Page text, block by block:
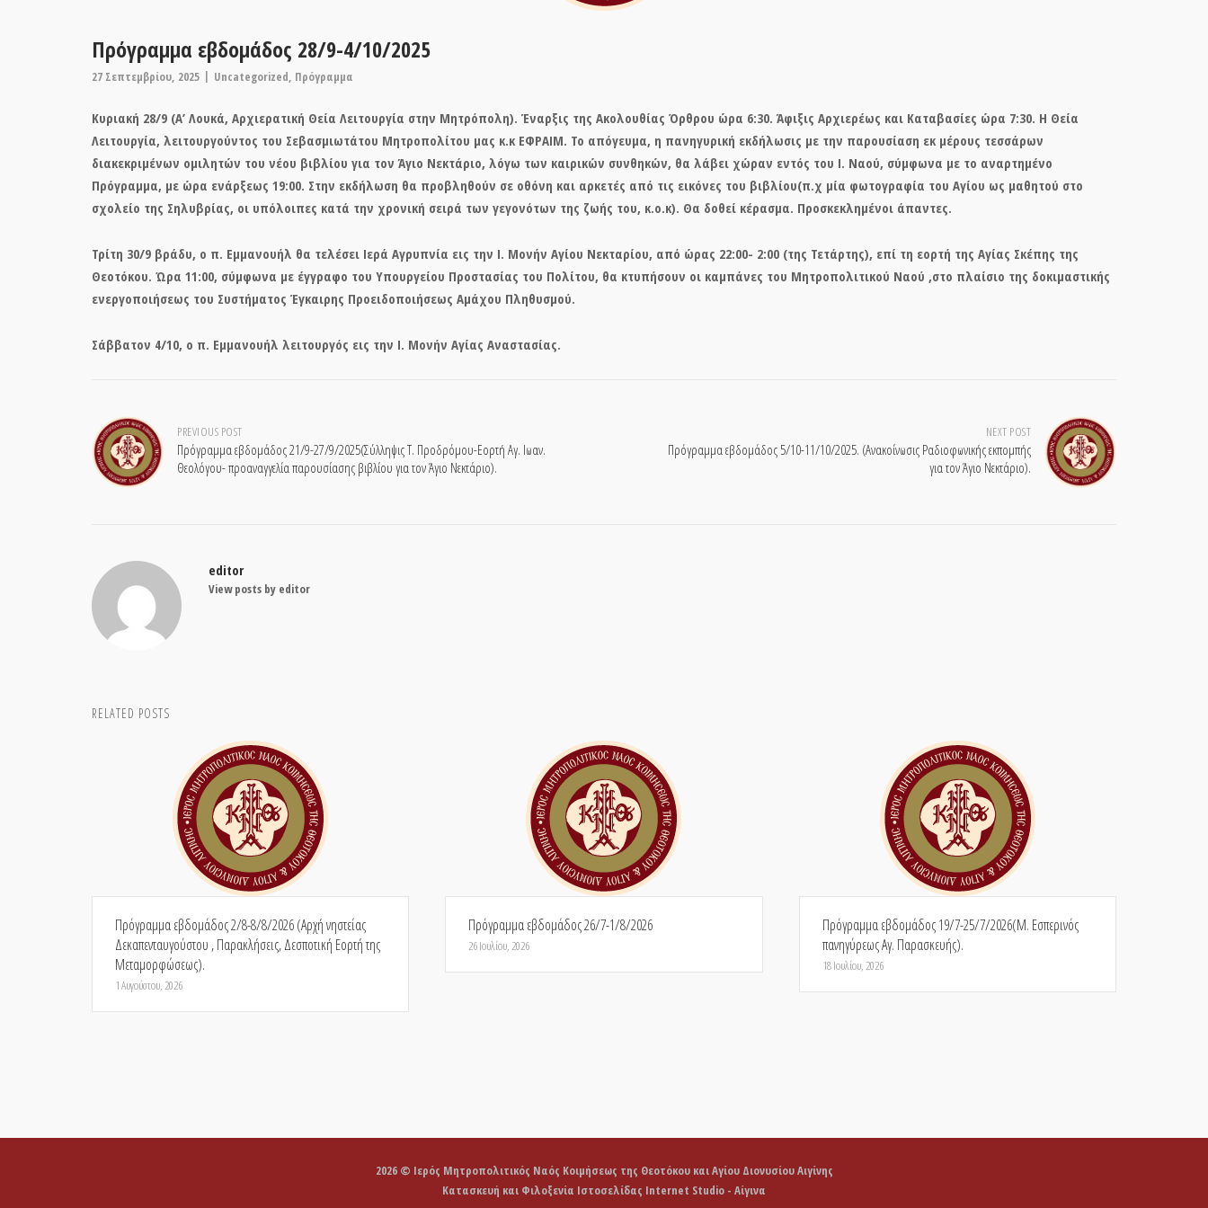
Πρόγραμμα εβδομάδος 28/9-4/10/2025
27 Σεπτεμβρίου, 2025 Uncategorized, Πρόγραμμα
Κυριακή 28/9 (Α’ Λουκά, Αρχιερατική Θεία Λειτουργία στην Μητρόπολη). Έναρξις της Ακολουθίας Όρθρου ώρα 6:30. Άφιξις Αρχιερέως και Καταβασίες ώρα 7:30. Η Θεία
Λειτουργία, λειτουργούντος του Σεβασμιωτάτου Μητροπολίτου μας κ.κ ΕΦΡΑΙΜ. Το απόγευμα, η πανηγυρική εκδήλωσις με την παρουσίαση εκ μέρους τεσσάρων
διακεκριμένων ομιλητών του νέου βιβλίου για τον Άγιο Νεκτάριο, λόγω των καιρικών συνθηκών, θα λάβει χώραν εντός του Ι. Ναού, σύμφωνα με το αναρτημένο
Πρόγραμμα, με ώρα ενάρξεως 19:00. Στην εκδήλωση θα προβληθούν σε οθόνη και αρκετές από τις εικόνες του βιβλίου(π.χ μία φωτογραφία του Αγίου ως μαθητού στο
σχολείο της Σηλυβρίας, οι υπόλοιπες κατά την χρονική σειρά των γεγονότων της ζωής του, κ.ο.κ). Θα δοθεί κέρασμα. Προσκεκλημένοι άπαντες.
Τρίτη 30/9 βράδυ, ο π. Εμμανουήλ θα τελέσει Ιερά Αγρυπνία εις την Ι. Μονήν Αγίου Νεκταρίου, από ώρας 22:00- 2:00 (της Τετάρτης), επί τη εορτή της Αγίας Σκέπης της
Θεοτόκου. Ώρα 11:00, σύμφωνα με έγγραφο του Υπουργείου Προστασίας του Πολίτου, θα κτυπήσουν οι καμπάνες του Μητροπολιτικού Ναού ,στο πλαίσιο της δοκιμαστικής
ενεργοποιήσεως του Συστήματος Έγκαιρης Προειδοποιήσεως Αμάχου Πληθυσμού.
Σάββατον 4/10, ο π. Εμμανουήλ λειτουργός εις την Ι. Μονήν Αγίας Αναστασίας.
Post
navigation
PREVIOUS POST
Πρόγραμμα εβδομάδος 21/9-27/9/2025(Σύλληψις Τ. Προδρόμου-Εορτή Αγ. Ιωαν.
Θεολόγου- προαναγγελία παρουσίασης βιβλίου για τον Άγιο Νεκτάριο).
NEXT POST
Πρόγραμμα εβδομάδος 5/10-11/10/2025. (Ανακοίνωσις Ραδιοφωνικής εκπομπής
για τον Άγιο Νεκτάριο).
editor
View posts by editor
RELATED POSTS
Πρόγραμμα εβδομάδος 2/8-8/8/2026 (Αρχή νηστείας
Δεκαπενταυγούστου , Παρακλήσεις, Δεσποτική Εορτή της
Μεταμορφώσεως).
1 Αυγούστου, 2026
Πρόγραμμα εβδομάδος 26/7-1/8/2026
26 Ιουλίου, 2026
Πρόγραμμα εβδομάδος 19/7-25/7/2026(Μ. Εσπερινός
πανηγύρεως Αγ. Παρασκευής).
18 Ιουλίου, 2026
2026 © Ιερός Μητροπολιτικός Ναός Κοιμήσεως της Θεοτόκου και Αγίου Διονυσίου Αιγίνης
Κατασκευή και Φιλοξενία Ιστοσελίδας Internet Studio - Αίγινα